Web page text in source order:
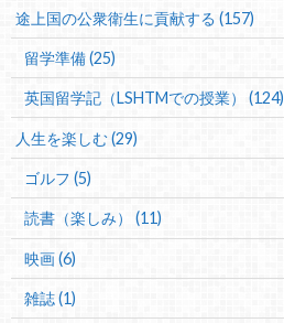
途上国の公衆衛生に貢献する (157)
留学準備 (25)
英国留学記（LSHTMでの授業） (124)
人生を楽しむ (29)
ゴルフ (5)
読書（楽しみ） (11)
映画 (6)
雑誌 (1)